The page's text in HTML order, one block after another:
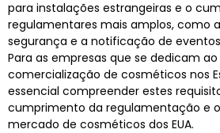
para instalações estrangeiras e o
regulamentares mais amplos, como
segurança e a notificação de
Para as empresas que se dedicam
comercialização de cosméticos nos
essencial compreender estes
cumprimento da regulamentação e
mercado de cosméticos dos EUA.